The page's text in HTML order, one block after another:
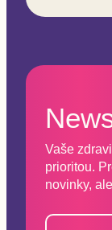
Vaše
prioritou.
novinky,